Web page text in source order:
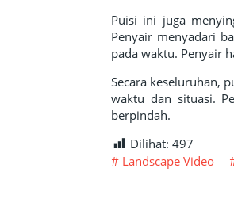
Puisi ini juga
Penyair menyadari
pada waktu. Penyair
Secara keseluruhan,
waktu dan situasi.
berpindah.
Dilihat: 497
Landscape Video